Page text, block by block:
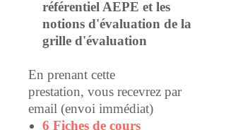
référentiel AEPE et les
notions d'évaluation de la
grille d'évaluation
En prenant cette
prestation, vous recevrez par
email (envoi immédiat)
6 Fiches de cours